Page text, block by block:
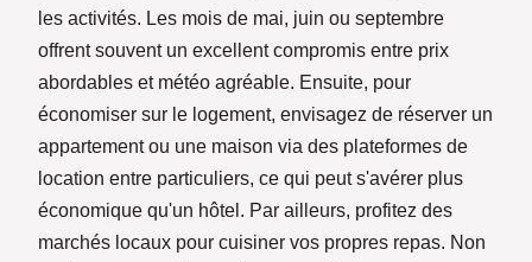
les activités. Les mois de mai, juin ou septembre
offrent souvent un excellent compromis entre prix
abordables et météo agréable. Ensuite, pour
économiser sur le logement, envisagez de réserver un
appartement ou une maison via des plateformes de
location entre particuliers, ce qui peut s'avérer plus
économique qu'un hôtel. Par ailleurs, profitez des
marchés locaux pour cuisiner vos propres repas. Non